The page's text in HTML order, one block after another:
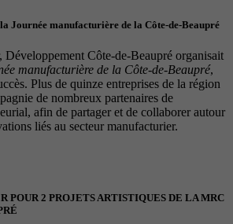
Journée manufacturière de la Côte-de-Beaupré
Développement Côte-de-Beaupré organisait
manufacturière de la Côte-de-Beaupré,
Plus de quinze entreprises de la région
de nombreux partenaires de
afin de partager et de collaborer autour
liés au secteur manufacturier.
POUR 2 PROJETS ARTISTIQUES DE LA MRC